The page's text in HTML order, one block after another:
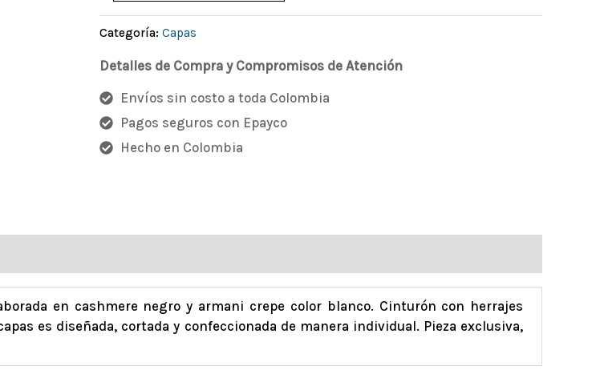
Categoría: Capas
Detalles de Compra y Compromisos de Atención
Envíos sin costo a toda Colombia
Pagos seguros con Epayco
Hecho en Colombia
en cashmere negro y armani crepe color blanco. Cinturón con herrajes
es diseñada, cortada y confeccionada de manera individual. Pieza exclusiva,